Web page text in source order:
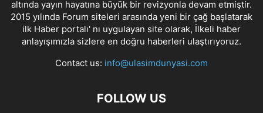
altında yayın hayatına büyük bir revizyonla devam etmiştir.
2015 yılında Forum siteleri arasında yeni bir çağ başlatarak
ilk Haber portalı' nı uygulayan site olarak, İlkeli haber
anlayışımızla sizlere en doğru haberleri ulaştırıyoruz.
Contact us: info@ulasimdunyasi.com
FOLLOW US